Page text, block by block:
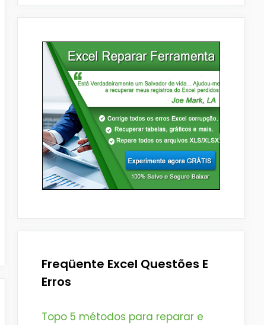
Freqüente Excel Questões E
Erros
Topo 5 métodos para reparar e